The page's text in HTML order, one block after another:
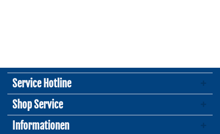
Service Hotline
Shop Service
Informationen